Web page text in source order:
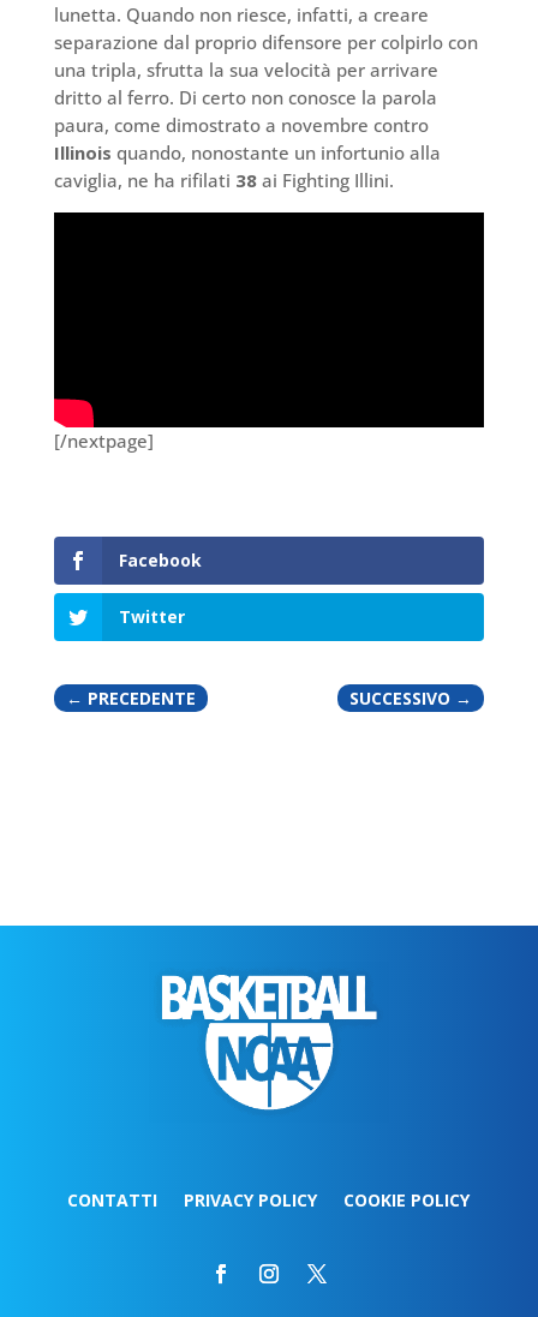
lunetta. Quando non riesce, infatti, a creare
separazione dal proprio difensore per colpirlo con
una tripla, sfrutta la sua velocità per arrivare
dritto al ferro. Di certo non conosce la parola
paura, come dimostrato a novembre contro
Illinois quando, nonostante un infortunio alla
caviglia, ne ha rifilati 38ai Fighting Illini.
[/nextpage]
Facebook
Twitter
← PRECEDENTE SUCCESSIVO →
CONTATTI PRIVACY POLICY COOKIE POLICY